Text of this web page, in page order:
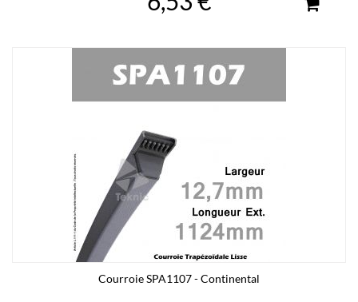
Courroie SPA1107 - Continental